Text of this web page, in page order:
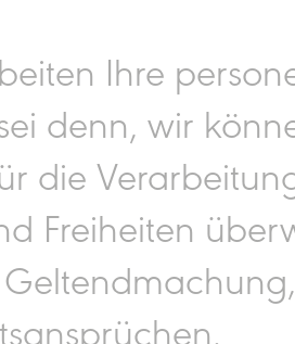
Ihre
denn, wir
die
Freiheiten